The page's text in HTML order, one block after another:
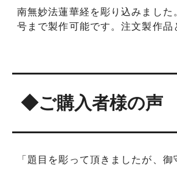
#11
#12
#12.5
南無妙法蓮華経を彫り込みました
号まで製作可能です。注文製作品
◆ご購入者様の声
「題目を彫って頂きましたが、